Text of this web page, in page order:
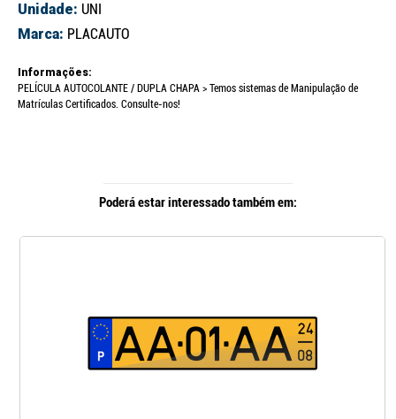
Unidade: UNI
Marca: PLACAUTO
Informações:
PELÍCULA AUTOCOLANTE / DUPLA CHAPA > Temos sistemas de Manipulação de
Matrículas Certificados. Consulte-nos!
Poderá estar interessado também em: